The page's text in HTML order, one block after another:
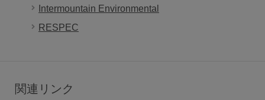
Intermountain Environmental
RESPEC
関連リンク